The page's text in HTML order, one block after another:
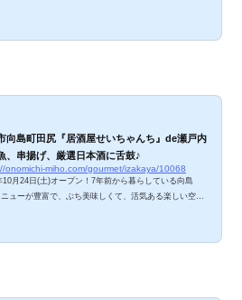
を加えて焼き上げるグラノーラ、ご紹介します。 工房
向島町田尻『居酒屋せいちゃんち』de瀬戸内
、串揚げ、厳選日本酒に舌鼓♪
onomichi-miho.com/gourmet/izakaya/10068
10月24日(土)オープン！7年前から暮らしている向島
ニューが豊富で、ぶち美味しくて、活気ある楽しい空間
道らしい海鮮メニューはもちろん、専門店顔負けの創